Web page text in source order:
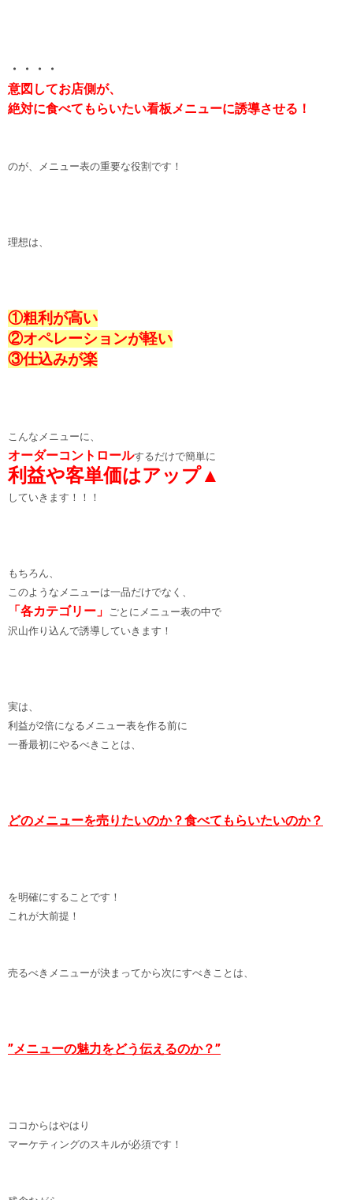
・・・・
意図してお店側が、
絶対に食べてもらいたい看板メニューに誘導させる！
のが、メニュー表の重要な役割です！
理想は、
①粗利が高い
②オペレーションが軽い
③仕込みが楽
こんなメニューに、
オーダーコントロールするだけで簡単に
利益や客単価はアップ▲
していきます！！！
もちろん、
このようなメニューは一品だけでなく、
「各カテゴリー」
ごとにメニュー表の中で
沢山作り込んで誘導していきます！
実は、
利益が2倍になるメニュー表を作る前に
一番最初にやるべきことは、
どのメニューを売りたいのか？食べてもらいたいのか？
を明確にすることです！
これが大前提！
売るべきメニューが決まってから次にすべきことは、
”メニューの魅力をどう伝えるのか？”
ココからはやはり
マーケティングのスキルが必須です！